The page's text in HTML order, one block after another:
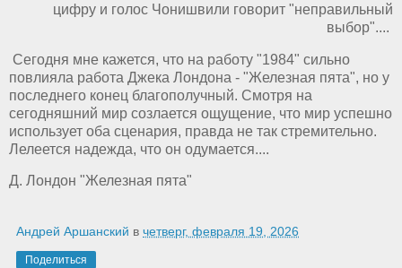
цифру и голос Чонишвили говорит "неправильный
выбор"....
Сегодня мне кажется, что на работу "1984" сильно
повлияла работа Джека Лондона - "Железная пята", но у
последнего конец благополучный. Смотря на
сегодняшний мир созлается ощущение, что мир успешно
использует оба сценария, правда не так стремительно.
Лелеется надежда, что он одумается....
Д. Лондон "Железная пята"
Андрей Аршанский в четверг, февраля 19, 2026
Поделиться